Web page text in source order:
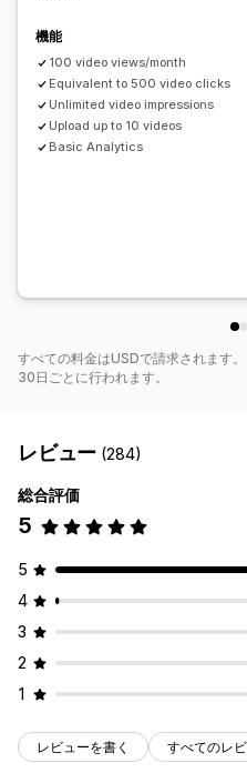
機能
100 video views/month
Equivalent to 500 video clicks
Unlimited video impressions
Upload up to 10 videos
Basic Analytics
すべての料金はUSDで請求されます
30日ごとに行われます。
レビュー (284)
総合評価
5
5
4
3
2
1
レビューを書く すべてのレ